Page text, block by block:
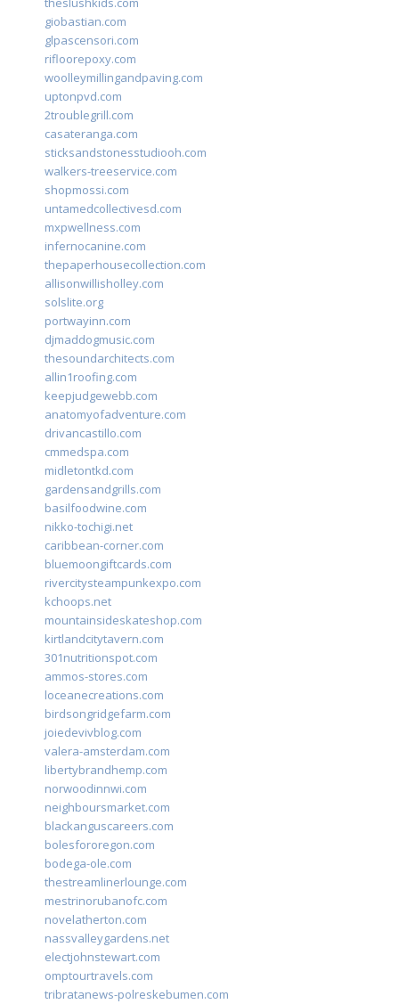
giobastian.com
glpascensori.com
rifloorepoxy.com
woolleymillingandpaving.com
uptonpvd.com
2troublegrill.com
casateranga.com
sticksandstonesstudiooh.com
walkers-treeservice.com
shopmossi.com
untamedcollectivesd.com
mxpwellness.com
infernocanine.com
thepaperhousecollection.com
allisonwillisholley.com
solslite.org
portwayinn.com
djmaddogmusic.com
thesoundarchitects.com
allin1roofing.com
keepjudgewebb.com
anatomyofadventure.com
drivancastillo.com
cmmedspa.com
midletontkd.com
gardensandgrills.com
basilfoodwine.com
nikko-tochigi.net
caribbean-corner.com
bluemoongiftcards.com
rivercitysteampunkexpo.com
kchoops.net
mountainsideskateshop.com
kirtlandcitytavern.com
301nutritionspot.com
ammos-stores.com
loceanecreations.com
birdsongridgefarm.com
joiedevivblog.com
valera-amsterdam.com
libertybrandhemp.com
norwoodinnwi.com
neighboursmarket.com
blackanguscareers.com
bolesfororegon.com
bodega-ole.com
thestreamlinerlounge.com
mestrinorubanofc.com
novelatherton.com
nassvalleygardens.net
electjohnstewart.com
omptourtravels.com
tribratanews-polreskebumen.com